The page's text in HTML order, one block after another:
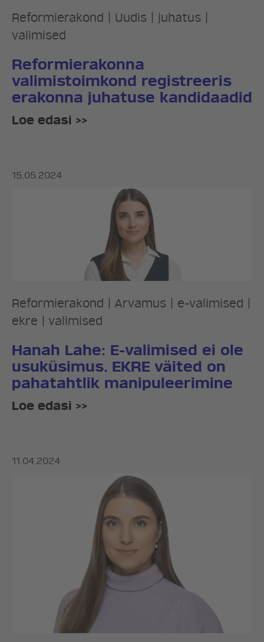
ERAKOND
Reformierakond Uudis juhatus
valimised
Reformierakonna
valimistoimkond registreeris
erakonna juhatuse kandidaadid
Loe edasi >>
15.05.2024
Reformierakond Arvamus e-valimised
ekre
valimised
Hanah Lahe: E-valimised ei ole
usuküsimus. EKRE väited on
pahatahtlik manipuleerimine
Loe edasi >>
11.04.2024